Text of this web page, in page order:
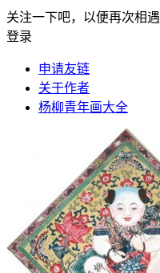
关注一下吧，以便再次相遇
登录
申请友链
关于作者
杨柳青年画大全